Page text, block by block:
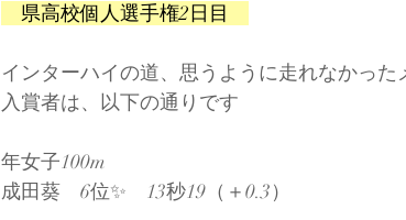
県高校個人選手権2日目
インターハイの道、思うように走れなかった
入賞者は、以下の通りです
年女子100m
成田葵　6位✨　13秒19（＋0.3）